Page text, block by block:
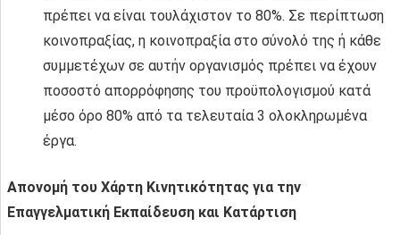
πρέπει να είναι τουλάχιστον το 80%. Σε περίπτωση
κοινοπραξίας, η κοινοπραξία στο σύνολό της ή κάθε
συμμετέχων σε αυτήν οργανισμός πρέπει να έχουν
ποσοστό απορρόφησης του προϋπολογισμού κατά
μέσο όρο 80% από τα τελευταία 3 ολοκληρωμένα
έργα.
Απονομή του Χάρτη Κινητικότητας για την
Επαγγελματική Εκπαίδευση και Κατάρτιση